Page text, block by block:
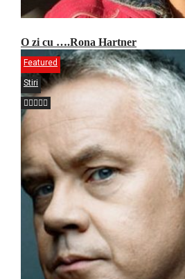
O zi cu ….Rona Hartner
Featured
Stiri